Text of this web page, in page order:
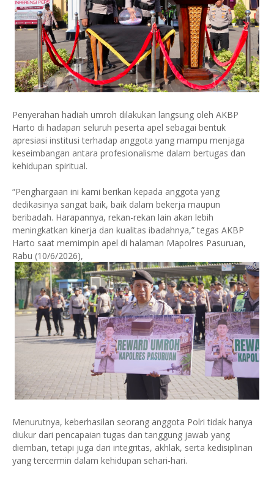
Penyerahan hadiah umroh dilakukan langsung oleh AKBP
Harto di hadapan seluruh peserta apel sebagai bentuk
apresiasi institusi terhadap anggota yang mampu menjaga
keseimbangan antara profesionalisme dalam bertugas dan
kehidupan spiritual.
“Penghargaan ini kami berikan kepada anggota yang
dedikasinya sangat baik, baik dalam bekerja maupun
beribadah. Harapannya, rekan-rekan lain akan lebih
meningkatkan kinerja dan kualitas ibadahnya,” tegas AKBP
Harto saat memimpin apel di halaman Mapolres Pasuruan,
Rabu (10/6/2026),
Menurutnya, keberhasilan seorang anggota Polri tidak hanya
diukur dari pencapaian tugas dan tanggung jawab yang
diemban, tetapi juga dari integritas, akhlak, serta kedisiplinan
yang tercermin dalam kehidupan sehari-hari.